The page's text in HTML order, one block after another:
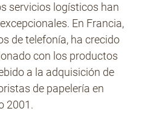
servicios logísticos han
En Francia,
de telefonía, ha crecido
con los productos
a la adquisición de
de papelería en
2001.